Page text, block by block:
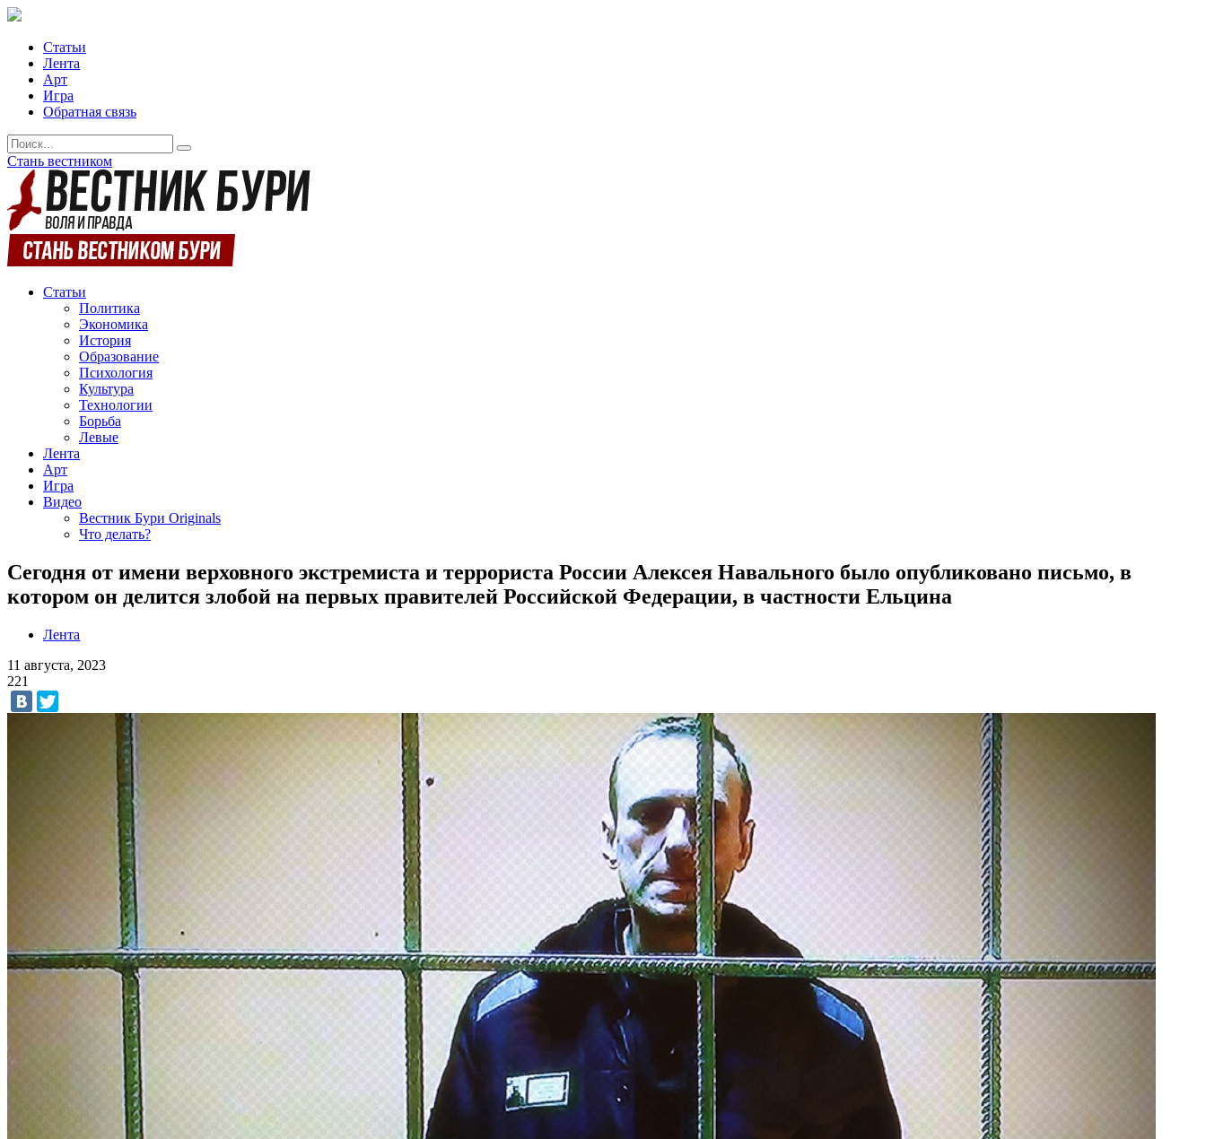
Статьи
Лента
Арт
Игра
Обратная связь
Стань вестником
Статьи
Политика
Экономика
История
Образование
Психология
Культура
Технологии
Борьба
Левые
Лента
Арт
Игра
Видео
Вестник Бури Originals
Что делать?
Сегодня от имени верховного экстремиста и террориста России Алексея Навального было опубликовано письмо, в
котором он делится злобой на первых правителей Российской Федерации, в частности Ельцина
Лента
11 августа, 2023
221